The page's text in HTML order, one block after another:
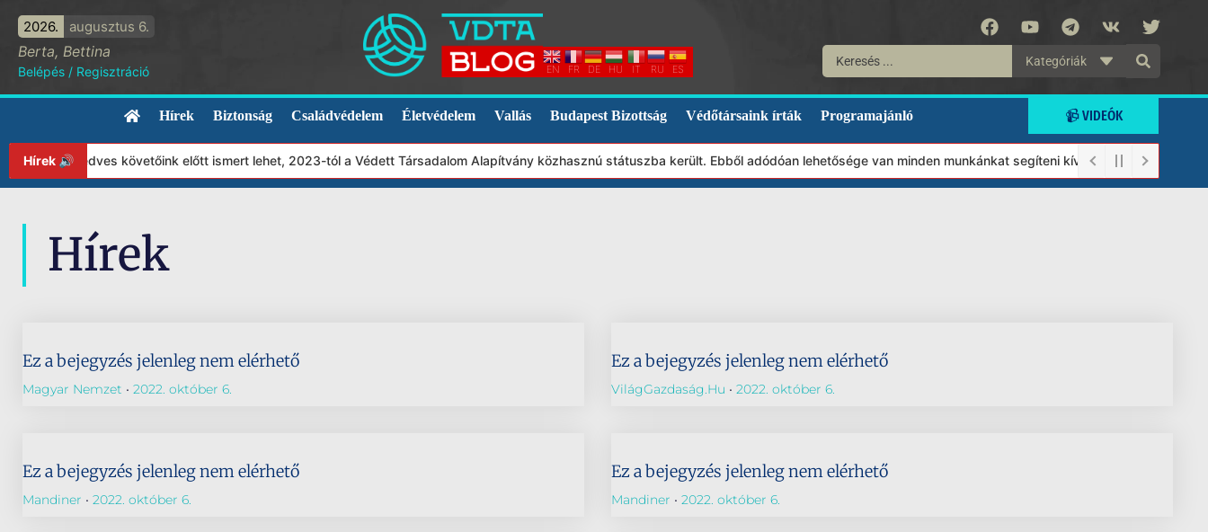
2026. augusztus 6.
Berta, Bettina
Belépés / Regisztráció EN FR DE HU IT RU ES
Kategóriák
Hírek Biztonság Családvédelem Életvédelem Vallás Budapest Bizottság Védőtársaink írták Programajánló 📹 VIDEÓK
Hírek 🔊
az már kedves követőink előtt ismert lehet, 2023-tól a Védett Társadalom Alapítvány közhasznú státuszba került. Ebből adódóan lehetősége van minden munkánkat segíteni kívánó
Hírek
Ez a bejegyzés jelenleg nem elérhető
Magyar Nemzet 2022. október 6.
Ez a bejegyzés jelenleg nem elérhető
VilágGazdaság.hu 2022. október 6.
Ez a bejegyzés jelenleg nem elérhető
Mandiner 2022. október 6.
Ez a bejegyzés jelenleg nem elérhető
Mandiner 2022. október 6.